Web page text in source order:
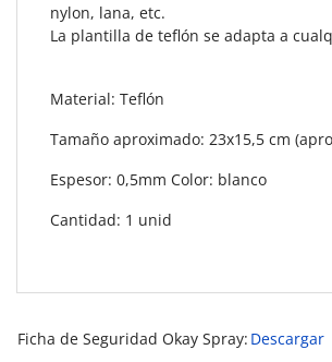
nylon, lana, etc.
La plantilla de teflón se adapta a
Material: Teflón
Tamaño aproximado: 23x15,5 cm
Espesor: 0,5mm Color: blanco
Cantidad: 1 unid
Ficha de Seguridad Okay Spray: Descargar